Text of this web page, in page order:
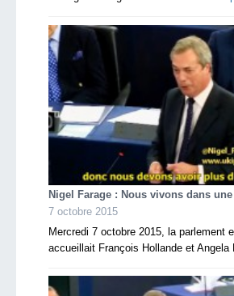
Nigel Farage : Nous vivons dans une
7 octobre 2015
Mercredi 7 octobre 2015, la parlement
accueillait François Hollande et Angela